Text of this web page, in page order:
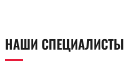
НАШИ СПЕЦИАЛИСТЫ